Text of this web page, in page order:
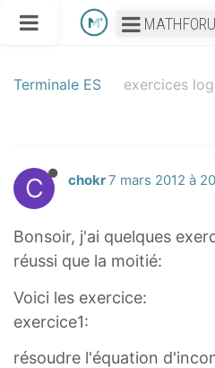
MATHFORU
Terminale ES exercices
C chokr7 mars 2012 à
Bonsoir, j'ai quelques
réussi que la moitié:
Voici les exercice:
exercice1:
résoudre l'équation